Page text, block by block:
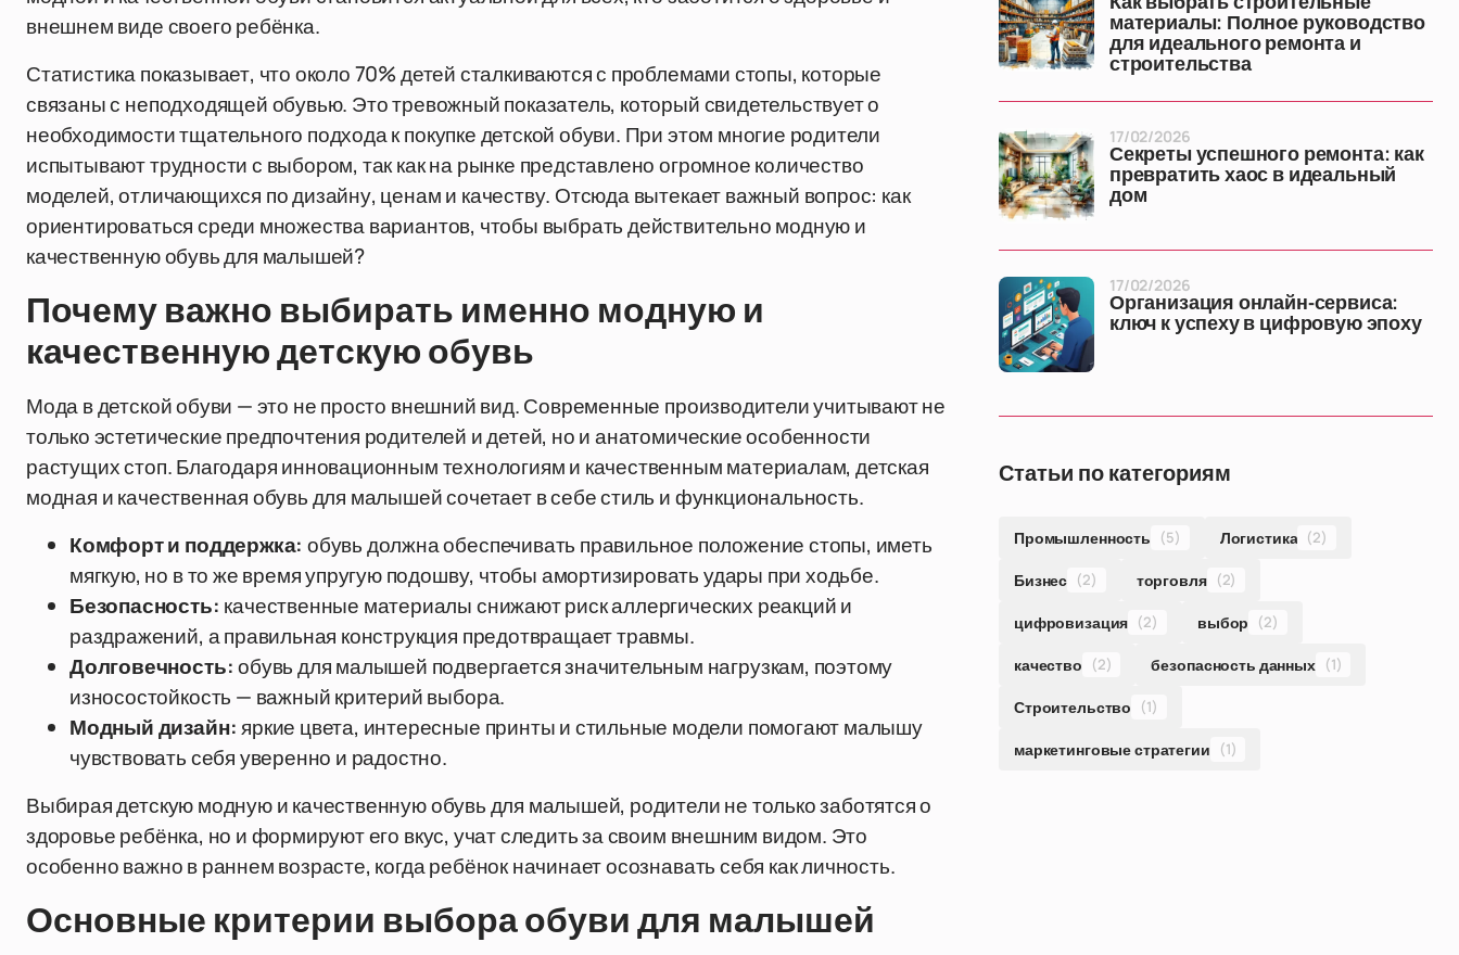
внешнем виде своего ребёнка.
Статистика показывает, что около 70% детей сталкиваются с проблемами стопы, которые
связаны с неподходящей обувью. Это тревожный показатель, который свидетельствует о
необходимости тщательного подхода к покупке детской обуви. При этом многие родители
испытывают трудности с выбором, так как на рынке представлено огромное количество
моделей, отличающихся по дизайну, ценам и качеству. Отсюда вытекает важный вопрос: как
ориентироваться среди множества вариантов, чтобы выбрать действительно модную и
качественную обувь для малышей?
Почему важно выбирать именно модную и
качественную детскую обувь
Мода в детской обуви — это не просто внешний вид. Современные производители учитывают не
только эстетические предпочтения родителей и детей, но и анатомические особенности
растущих стоп. Благодаря инновационным технологиям и качественным материалам, детская
модная и качественная обувь для малышей сочетает в себе стиль и функциональность.
Комфорт и поддержка: обувь должна обеспечивать правильное положение стопы, иметь
мягкую, но в то же время упругую подошву, чтобы амортизировать удары при ходьбе.
Безопасность: качественные материалы снижают риск аллергических реакций и
раздражений, а правильная конструкция предотвращает травмы.
Долговечность:обувь для малышей подвергается значительным нагрузкам, поэтому
износостойкость — важный критерий выбора.
Модный дизайн:яркие цвета, интересные принты и стильные модели помогают малышу
чувствовать себя уверенно и радостно.
Выбирая детскую модную и качественную обувь для малышей, родители не только заботятся о
здоровье ребёнка, но и формируют его вкус, учат следить за своим внешним видом. Это
особенно важно в раннем возрасте, когда ребёнок начинает осознавать себя как личность.
Основные критерии выбора обуви для малышей
материалы: Полное руководство
для идеального ремонта и
строительства
Секреты успешного ремонта: как
превратить хаос в идеальный
дом
17/02/2026
Организация онлайн-сервиса:
ключ к успеху в цифровую эпоху
17/02/2026
Статьи по категориям
Промышленность (5) Логистика (2)
Бизнес (2) торговля (2)
цифровизация (2) выбор (2)
качество (2) безопасность данных (1)
Строительство (1)
маркетинговые стратегии (1)